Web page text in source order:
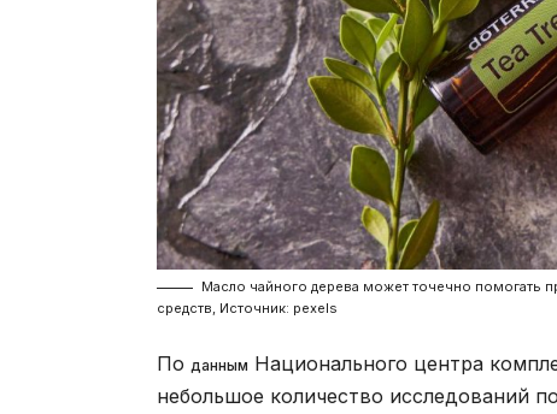
Масло чайного дерева может точечно помогать
средств, Источник: pexels
По данным Национального центра
небольшое количество исследований